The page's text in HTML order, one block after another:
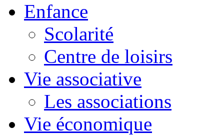
Enfance
Scolarité
Centre de loisirs
Vie associative
Les associations
Vie économique